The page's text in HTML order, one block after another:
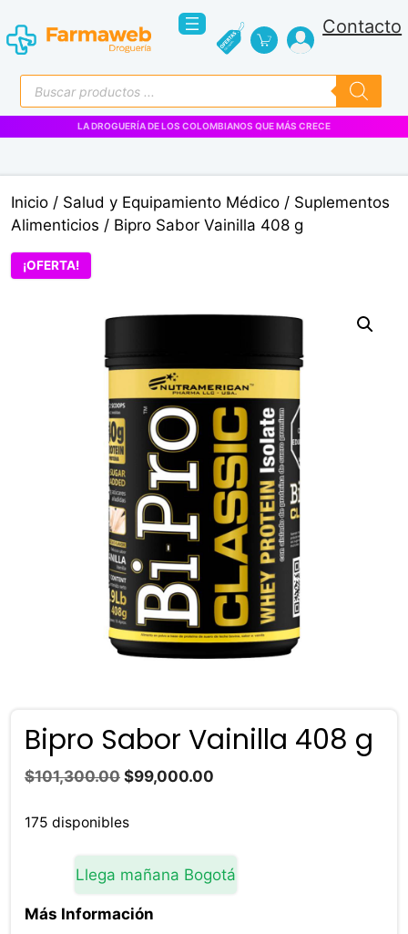
al
contenido
Contacto
Búsqueda
de
productos
LA DROGUERÍA DE LOS COLOMBIANOS QUE MÁS CRECE
Inicio / Salud y Equipamiento Médico / Suplementos
Alimenticios / Bipro Sabor Vainilla 408 g
¡OFERTA!
Bipro Sabor Vainilla 408 g
$101,300.00 El
original
$101,300.00.
$99,000.00
$99,000.00.
175 disponibles
Llega mañana Bogotá
Más Información